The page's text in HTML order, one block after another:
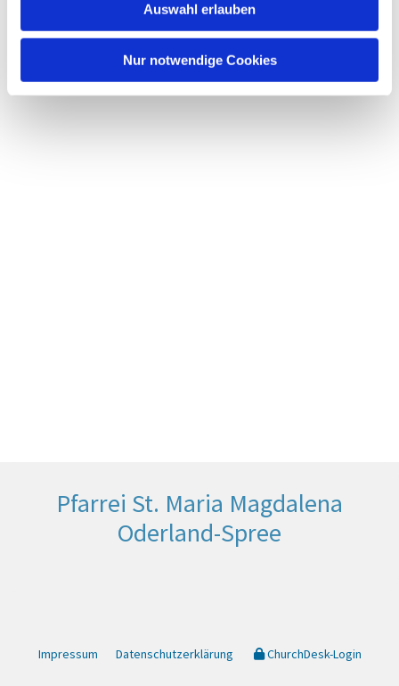
Auswahl erlauben
Nur notwendige Cookies
Pfarrei St. Maria Magdalena
Oderland-Spree
Impressum Datenschutzerklärung ChurchDesk-Login